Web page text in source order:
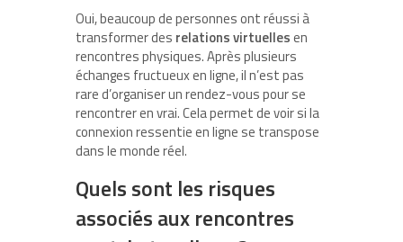
Oui, beaucoup de personnes ont réussi à
transformer des relations virtuellesen
rencontres physiques. Après plusieurs
échanges fructueux en ligne, il n’est pas
rare d’organiser un rendez-vous pour se
rencontrer en vrai. Cela permet de voir si la
connexion ressentie en ligne se transpose
dans le monde réel.
Quels sont les risques
associés aux rencontres